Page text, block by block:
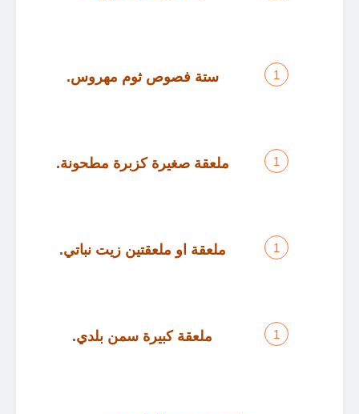
ستة فصوص ثوم مهروس.
ملعقة صغيرة كزبرة مطحونة.
ملعقة او ملعقتين زيت نباتي.
ملعقة كبيرة سمن بلدي.